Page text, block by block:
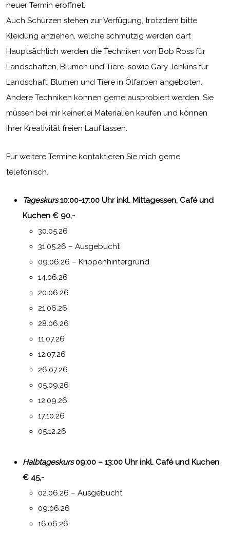
neuer Termin eröffnet.
Auch Schürzen stehen zur Verfügung, trotzdem bitte
Kleidung anziehen, welche schmutzig werden darf.
Hauptsächlich werden die Techniken von Bob Ross für
Landschaften, Blumen und Tiere, sowie Gary Jenkins für
Landschaft, Blumen und Tiere in Ölfarben angeboten.
Andere Techniken können gerne ausprobiert werden. Sie
müssen bei mir keinerlei Materialien kaufen und können
Ihrer Kreativität freien Lauf lassen.
Für weitere Termine kontaktieren Sie mich gerne
telefonisch.
Tageskurs10:00-17:00 Uhr inkl. Mittagessen, Café und
Kuchen € 90,-
30.05.26
31.05.26 – Ausgebucht
09.06.26 – Krippenhintergrund
14.06.26
20.06.26
21.06.26
28.06.26
11.07.26
12.07.26
26.07.26
05.09.26
12.09.26
17.10.26
05.12.26
Halbtageskurs09:00 – 13:00 Uhr inkl. Café und Kuchen
€ 45,-
02.06.26 – Ausgebucht
09.06.26
16.06.26